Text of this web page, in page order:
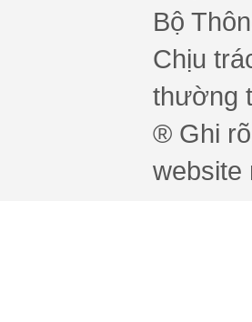
Bộ
Chịu
thường
® Ghi
website